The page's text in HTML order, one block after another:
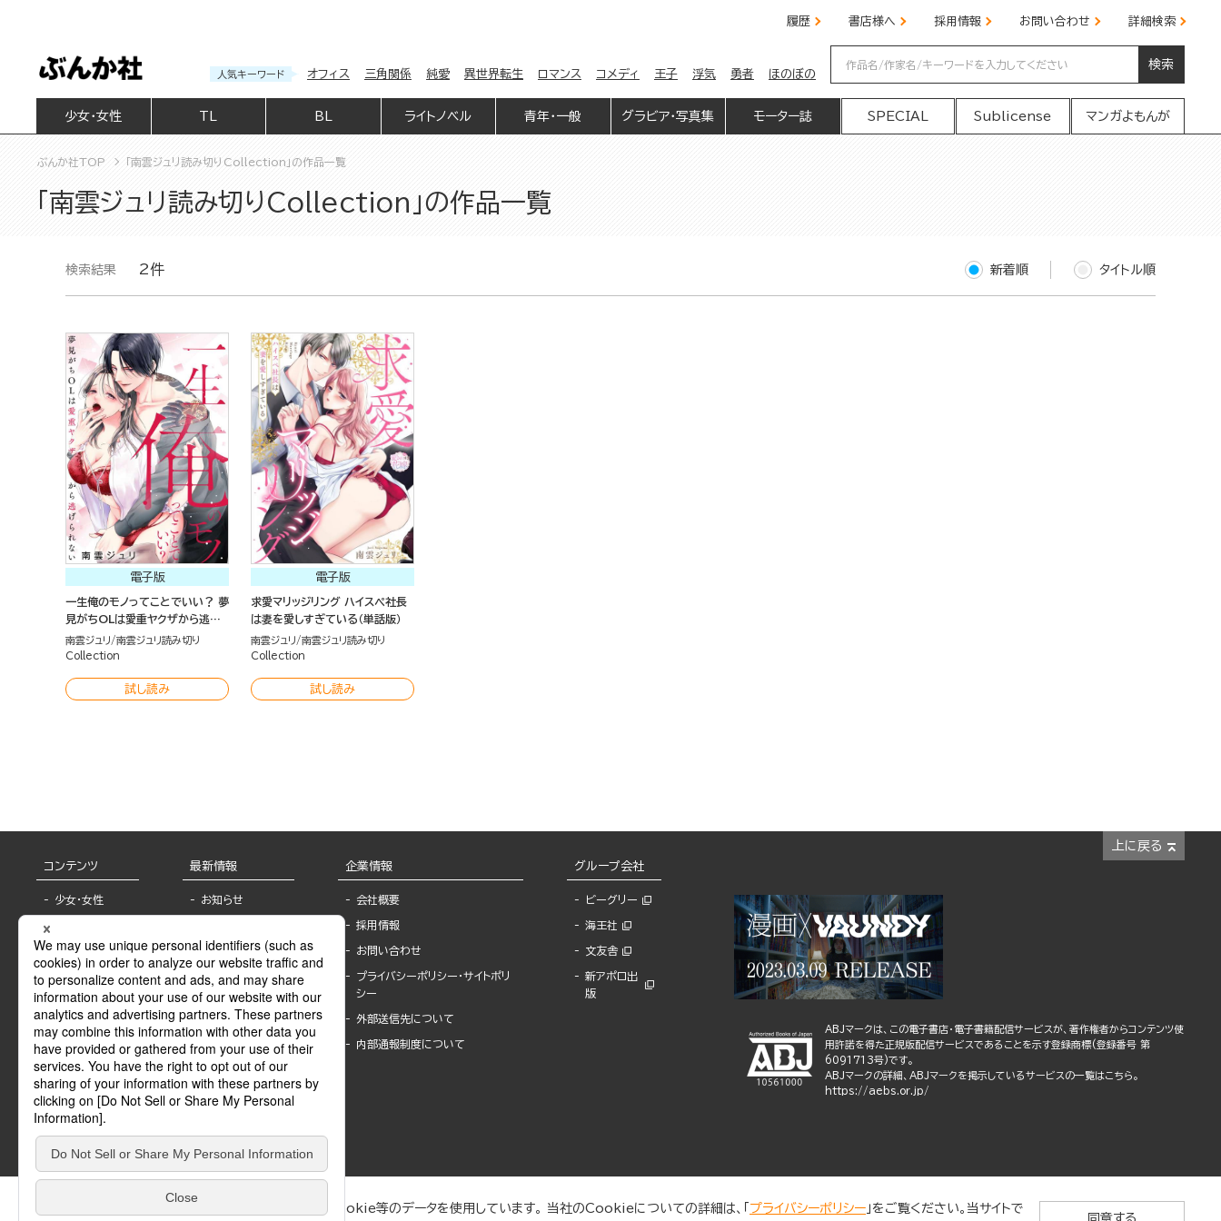
履歴 書店様へ 採用情報 お問い合わせ 詳細検索
人気キーワード オフィス 三角関係 純愛 異世界転生 ロマンス コメディ 王子 浮気 勇者 ほのぼの
検索
少女・女性 BL ライトノベル 青年・一般 グラビア・写真集 モーター誌 SPECIAL Sublicense マンガよもんが
ぶんか社TOP 「南雲ジュリ読み切りCollection」の作品一覧
「南雲ジュリ読み切りCollection」の作品一覧
検索結果 2件 新着順 タイトル順
電子版
一生俺のモノってことでいい？ 夢
見がちOLは愛重ヤクザから逃げ
られない（単話版）
南雲ジュリ
南雲ジュリ読み切り
Collection
試し読み
電子版
求愛マリッジリング ハイスペ社長
は妻を愛しすぎている（単話版）
南雲ジュリ
南雲ジュリ読み切り
Collection
試し読み
上に戻る
コンテンツ
少女・女性
BL
ライトノベル
青年・一般
グラビア・写真
モーター誌
SPECIAL
Sublicense
最新情報
お知らせ
報
書店様へ
海外ライセンシー
公式SNSアカウ
ント
作家一覧
Keyword list
Author list
企業情報
会社概要
採用情報
お問い合わせ
プライバシーポリシー・サイトポリ
シー
外部送信先について
内部通報制度について
グループ会社
ビーグリー
海王社
文友舎
新アポロ出
版
ABJマークは、この電子書店・電子書籍配信サービスが、著作権者からコンテンツ使
用許諾を得た正規版配信サービスであることを示す登録商標(登録番号 第
6091713号)です。
ABJマークの詳細、ABJマークを掲示しているサービスの一覧はこちら。
https://aebs.or.jp/
ぶんか社が運営するサイトでは、利便性向上のためにCookie等のデータを使用しています。 当社のCookieについての詳細は、「 プライバシーポリシー 」をご覧ください。当サイトで
同意する